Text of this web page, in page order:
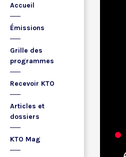
Accueil
Émissions
Grille des
programmes
Recevoir KTO
Articles et
dossiers
KTO Mag